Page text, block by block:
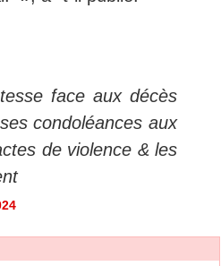
face aux décès
condoléances aux
de violence & les